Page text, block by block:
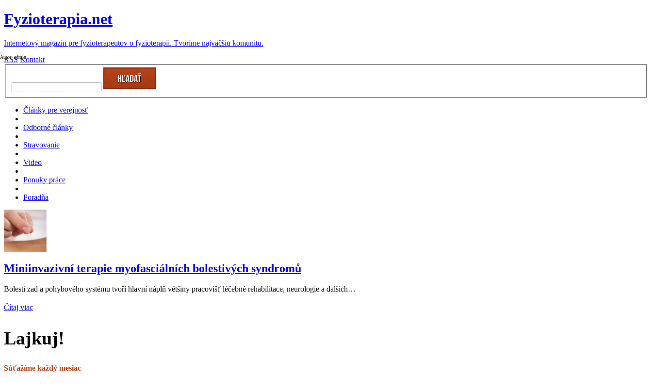
Fyzioterapia.net
Internetový magazín pre fyzioterapeutov o fyzioterapii. Tvoríme najväčšiu komunitu.
RSS Kontakt
Články pre verejnosť
Odborné články
Stravovanie
Video
Ponuky práce
Poradňa
Autor: admin
Miniinvazivní terapie myofasciálních bolestivých syndromů
Bolesti zad a pohybového systému tvoří hlavní náplň většiny pracovišť léčebné rehabilitace, neurologie a dalších…
Čítaj viac
Lajkuj!
Súťažíme každý mesiac